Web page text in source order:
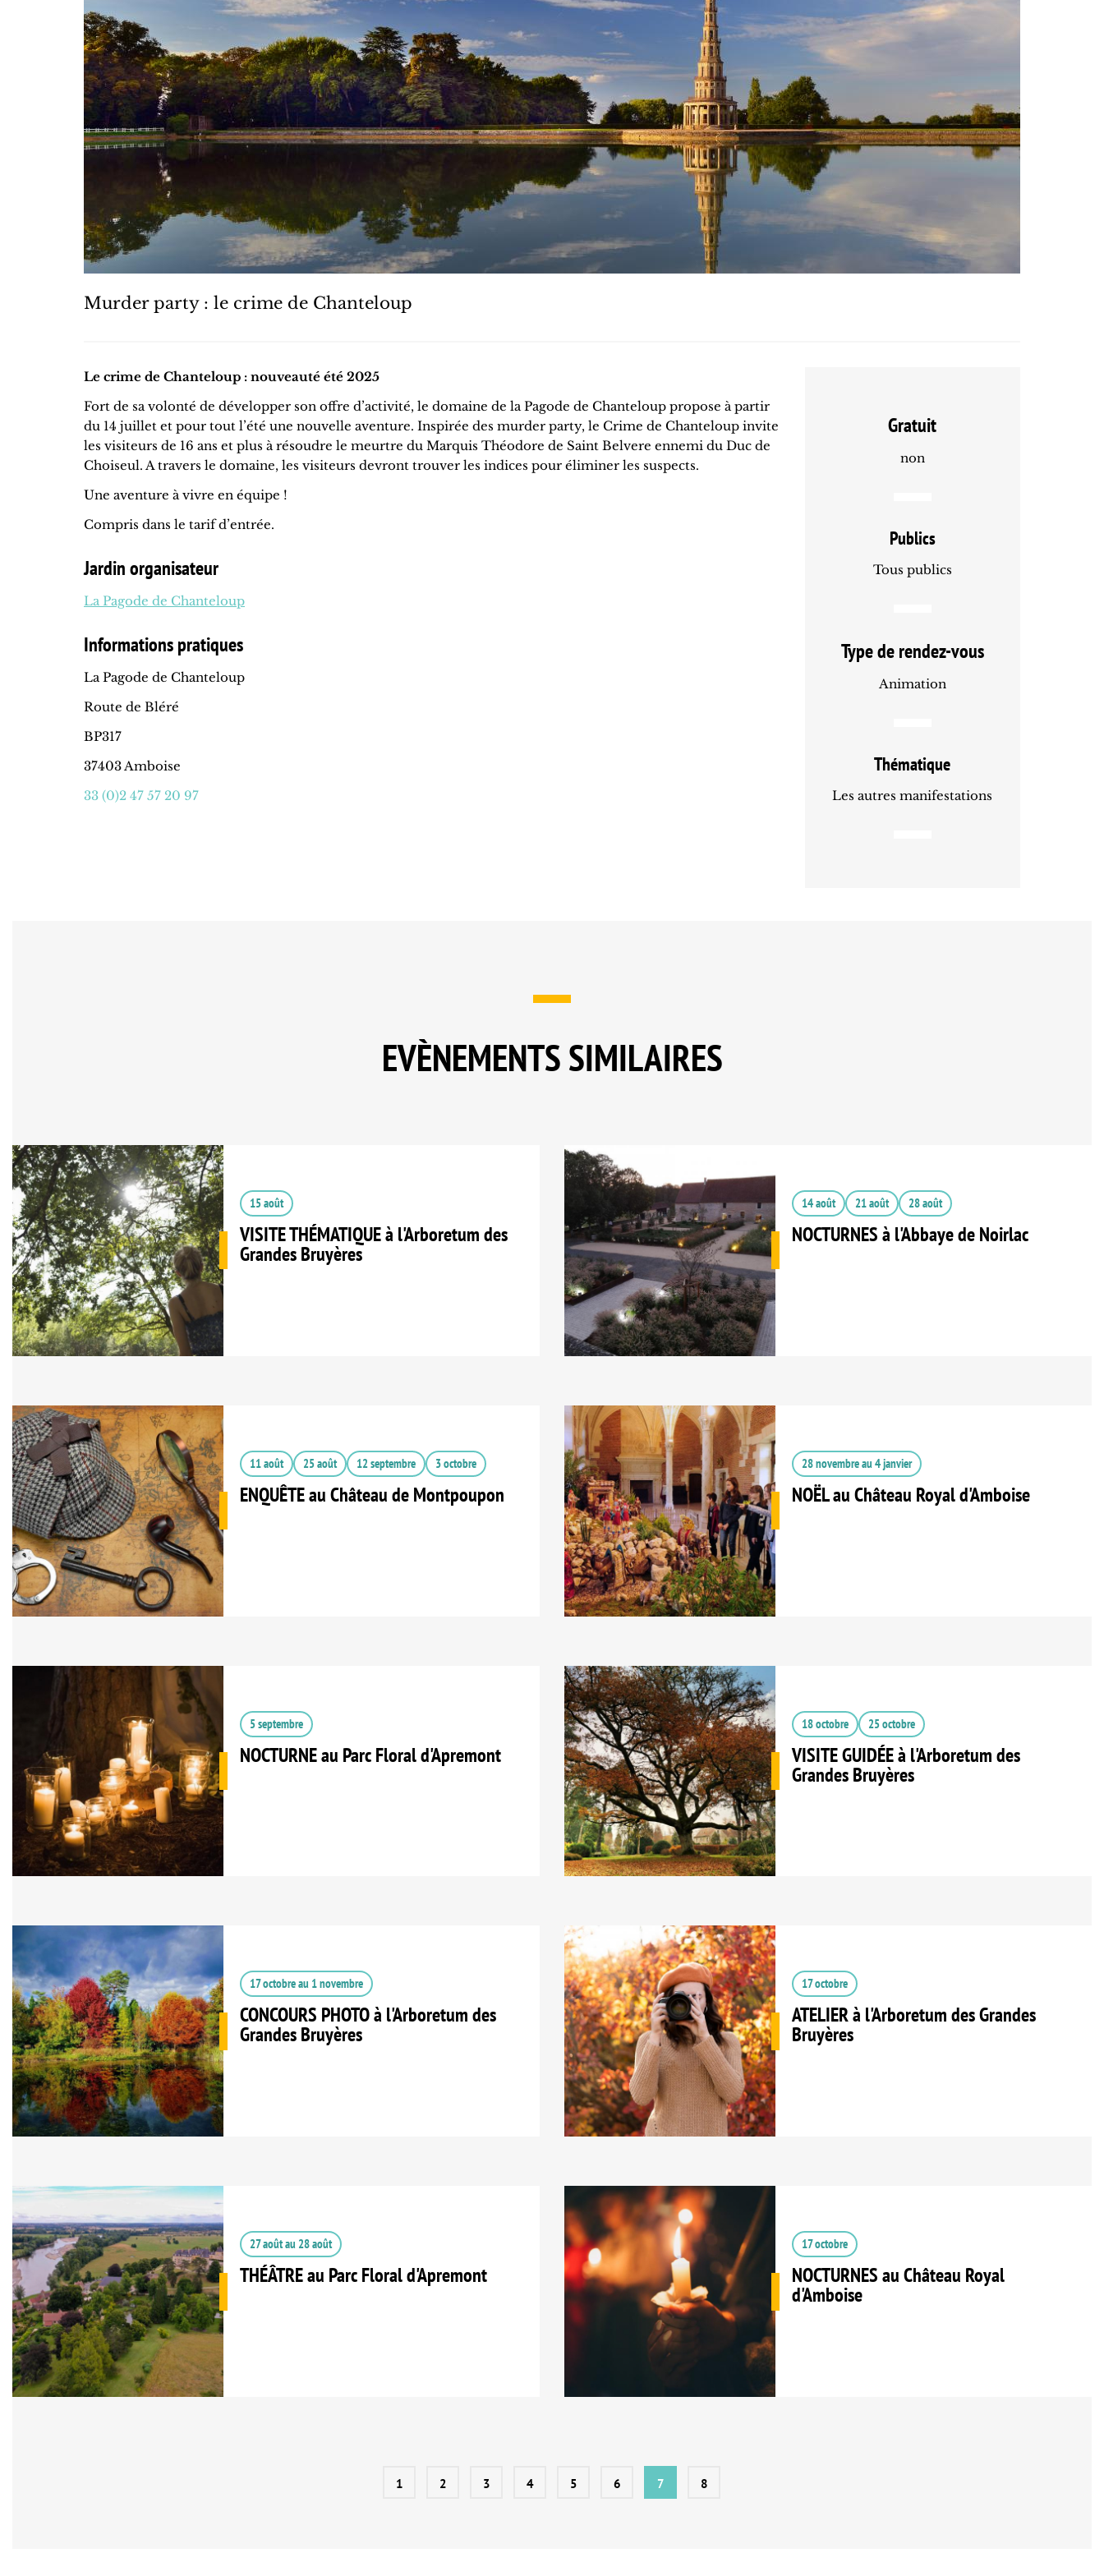
Murder party : le crime de Chanteloup
Le crime de Chanteloup : nouveauté été 2025
Fort de sa volonté de développer son offre d’activité, le domaine de la Pagode de Chanteloup propose à partir
du 14 juillet et pour tout l’été une nouvelle aventure. Inspirée des murder party, le Crime de Chanteloup invite
les visiteurs de 16 ans et plus à résoudre le meurtre du Marquis Théodore de Saint Belvere ennemi du Duc de
Choiseul. A travers le domaine, les visiteurs devront trouver les indices pour éliminer les suspects.
Une aventure à vivre en équipe !
Compris dans le tarif d’entrée.
Jardin organisateur
La Pagode de Chanteloup
Informations pratiques
La Pagode de Chanteloup
Route de Bléré
BP317
37403 Amboise
33 (0)2 47 57 20 97
Gratuit
non
Publics
Tous publics
Type de rendez-vous
Animation
Thématique
Les autres manifestations
EVÈNEMENTS SIMILAIRES
15 août
VISITE THÉMATIQUE à l'Arboretum des
Grandes Bruyères
14 août 21 août 28 août
NOCTURNES à l'Abbaye de Noirlac
11 août 25 août 12 septembre 3 octobre
ENQUÊTE au Château de Montpoupon
28 novembreau 4 janvier
NOËL au Château Royal d'Amboise
5 septembre
NOCTURNE au Parc Floral d'Apremont
18 octobre 25 octobre
VISITE GUIDÉE à l'Arboretum des
Grandes Bruyères
17 octobreau 1 novembre
CONCOURS PHOTO à l'Arboretum des
Grandes Bruyères
17 octobre
ATELIER à l'Arboretum des Grandes
Bruyères
27 aoûtau 28 août
THÉÂTRE au Parc Floral d'Apremont
17 octobre
NOCTURNES au Château Royal
d'Amboise
1 2 3 4 5 6 7 8